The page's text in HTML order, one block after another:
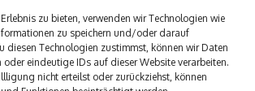
zu bieten, verwenden wir Technologien wie
zu speichern und/oder darauf
diesen Technologien zustimmst, können wir Daten
oder eindeutige IDs auf dieser Website verarbeiten.
nicht erteilst oder zurückziehst, können